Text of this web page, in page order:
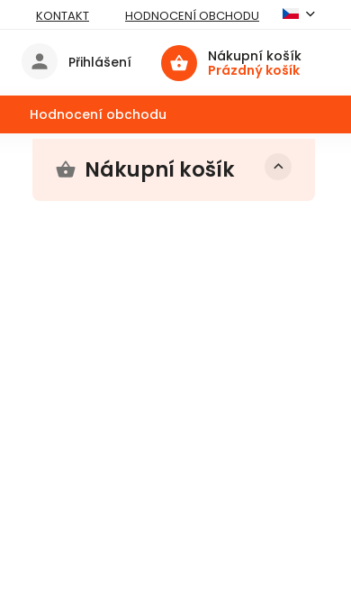
KONTAKT HODNOCENÍ OBCHODU
Nákupní košík
Prázdný košík
Přihlášení
Hodnocení obchodu
Nákupní košík